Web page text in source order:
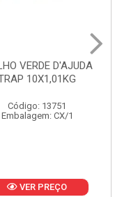
FRUTAS
VER